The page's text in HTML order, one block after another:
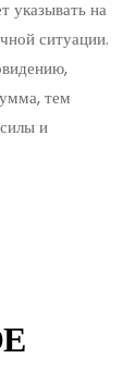
указывать на
ситуации.
тем
и